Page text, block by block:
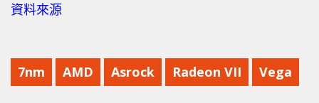
資料來源
7nm AMD Asrock Radeon VII Vega